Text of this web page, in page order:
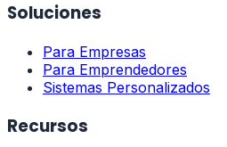
Soluciones
Para Empresas
Para Emprendedores
Sistemas Personalizados
Recursos